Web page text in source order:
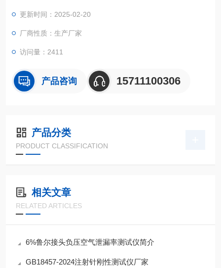
更新时间：2025-02-20
厂商性质：生产厂家
访问量：2411
产品咨询 15711100306
产品分类
PRODUCT CLASSIFICATION
相关文章
RELATED ARTICLES
6%鲁尔接头负压空气泄漏率测试仪简介
GB18457-2024注射针刚性测试仪厂家